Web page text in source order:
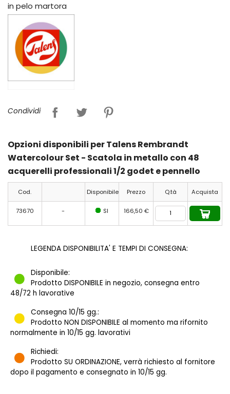
in pelo martora
Condividi
Opzioni disponibili per Talens Rembrandt
Watercolour Set - Scatola in metallo con 48
acquerelli professionali 1/2 godet e pennello
Cod. Disponibile Prezzo Q.tà Acquista
73670 - SI 166,50 €
LEGENDA DISPONIBILITA' E TEMPI DI CONSEGNA:
Disponibile:
Prodotto DISPONIBILE in negozio, consegna entro
48/72 h lavorative
Consegna 10/15 gg.:
Prodotto NON DISPONIBILE al momento ma rifornito
normalmente in 10/15 gg. lavorativi
Richiedi:
Prodotto SU ORDINAZIONE, verrà richiesto al fornitore
dopo il pagamento e consegnato in 10/15 gg.